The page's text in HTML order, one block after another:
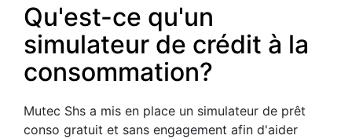
Qu'est-ce qu'un
simulateur de crédit à la
consommation?
Mutec Shs a mis en place un simulateur de prêt
conso gratuit et sans engagement afin d'aider